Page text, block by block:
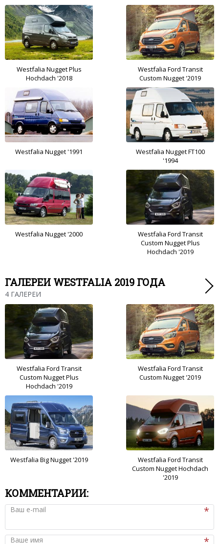
Westfalia Nugget Plus
Hochdach '2018
Westfalia Ford Transit
Custom Nugget '2019
Westfalia Nugget '1991
Westfalia Nugget FT100
'1994
Westfalia Nugget '2000
Westfalia Ford Transit
Custom Nugget Plus
Hochdach '2019
ГАЛЕРЕИ WESTFALIA 2019 ГОДА
4 ГАЛЕРЕИ
Westfalia Ford Transit
Custom Nugget Plus
Hochdach '2019
Westfalia Ford Transit
Custom Nugget '2019
Westfalia Big Nugget '2019
Westfalia Ford Transit
Custom Nugget Hochdach
'2019
КОММЕНТАРИИ:
Ваш e-mail
Ваше имя